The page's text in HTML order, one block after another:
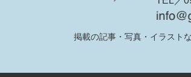
掲載の記事・写真・イラスト